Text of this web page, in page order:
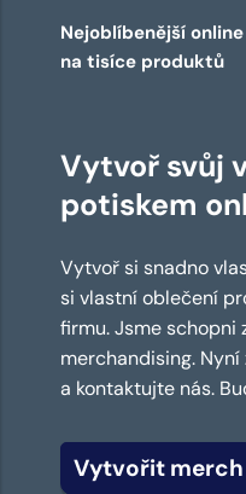
Nejoblíbenější
na tisíce produktů
Vytvoř svůj
potiskem
Vytvoř si snadno
si vlastní oblečení
firmu. Jsme
merchandising.
a kontaktujte nás.
Vytvořit merch